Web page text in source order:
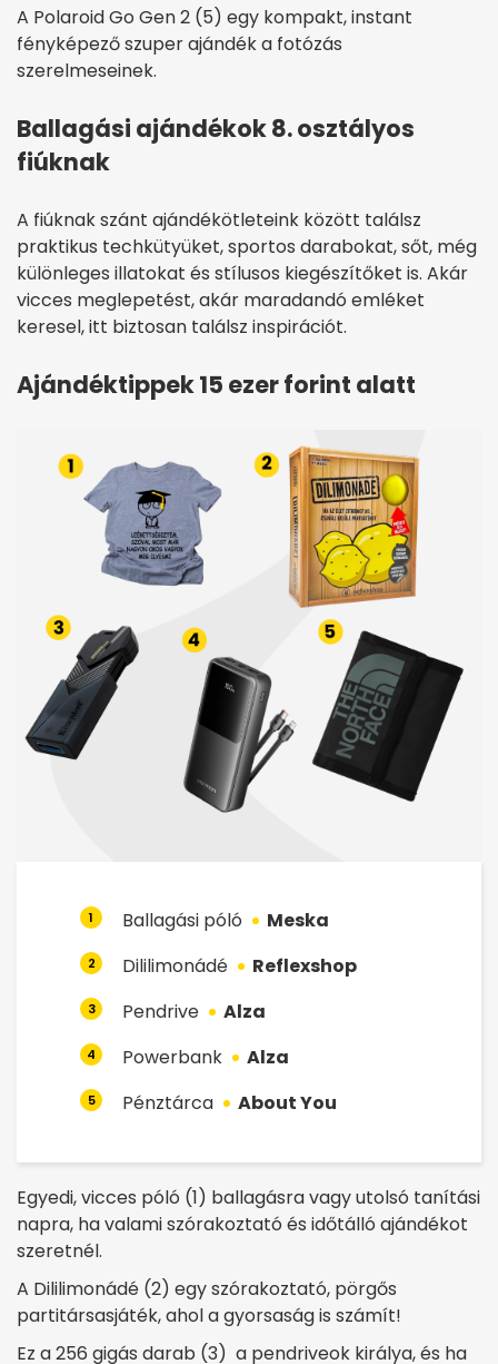
A Polaroid Go Gen 2 (5) egy kompakt, instant
fényképező szuper ajándék a fotózás
szerelmeseinek.
Ballagási ajándékok 8. osztályos
fiúknak
A fiúknak szánt ajándékötleteink között találsz
praktikus techkütyüket, sportos darabokat, sőt, még
különleges illatokat és stílusos kiegészítőket is. Akár
vicces meglepetést, akár maradandó emléket
keresel, itt biztosan találsz inspirációt.
Ajándéktippek 15 ezer forint alatt
1 Ballagási póló Meska
2 Dililimonádé Reflexshop
3 Pendrive Alza
4 Powerbank Alza
5 Pénztárca About You
Egyedi, vicces póló (1) ballagásra vagy utolsó tanítási
napra, ha valami szórakoztató és időtálló ajándékot
szeretnél.
A Dililimonádé (2) egy szórakoztató, pörgős
partitársasjáték, ahol a gyorsaság is számít!
Ez a 256 gigás darab (3) a pendriveok királya, és ha